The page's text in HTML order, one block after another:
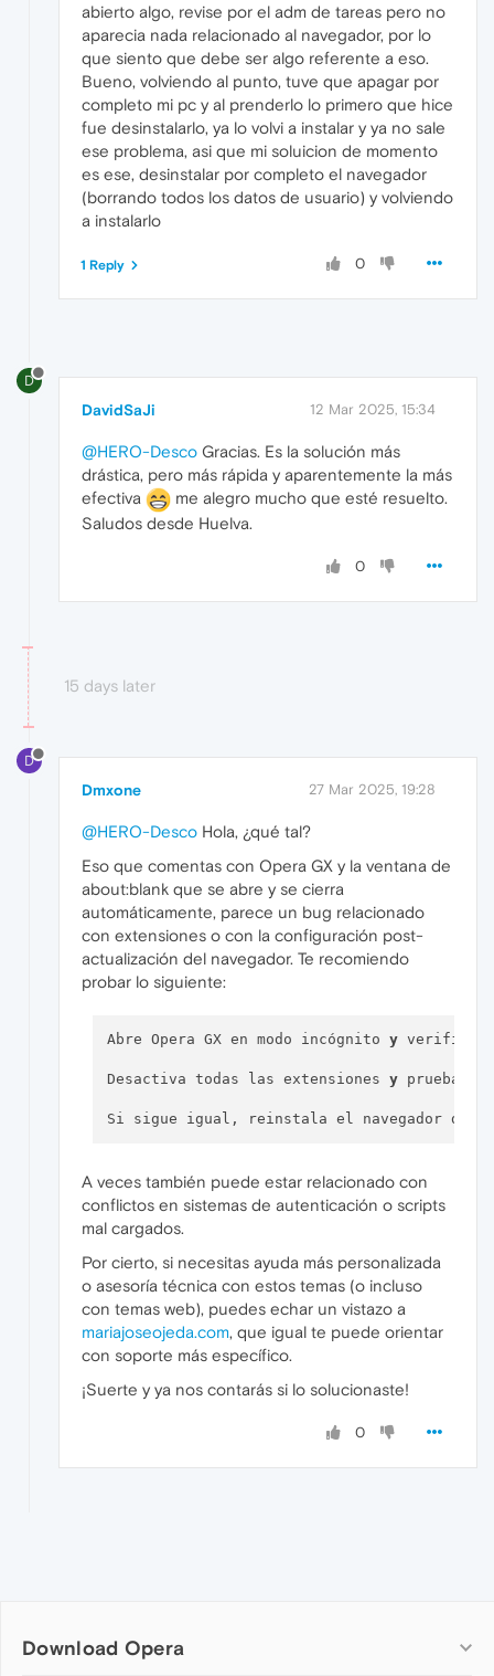
abierto algo, revise por el adm de tareas pero no
aparecia nada relacionado al navegador, por lo
que siento que debe ser algo referente a eso.
Bueno, volviendo al punto, tuve que apagar por
completo mi pc y al prenderlo lo primero que hice
fue desinstalarlo, ya lo volvi a instalar y ya no sale
ese problema, asi que mi soluicion de momento
es ese, desinstalar por completo el navegador
(borrando todos los datos de usuario) y volviendo
a instalarlo
0
1 Reply
D
DavidSaJi 12 Mar 2025, 15:34
@HERO-Desco Gracias. Es la solución más
drástica, pero más rápida y aparentemente la más
efectiva
me alegro mucho que esté resuelto.
Saludos desde Huelva.
0
15 days later
D
Dmxone 27 Mar 2025, 19:28
@HERO-Desco Hola, ¿qué tal?
Eso que comentas con Opera GX y la ventana de
about:blank que se abre y se cierra
automáticamente, parece un bug relacionado
con extensiones o con la configuración post-
actualización del navegador. Te recomiendo
probar lo siguiente:
Abre Opera GX en modo incógnito y verifica si
Desactiva todas las extensiones y prueba
Si sigue igual, reinstala el navegador
A veces también puede estar relacionado con
conflictos en sistemas de autenticación o scripts
mal cargados.
Por cierto, si necesitas ayuda más personalizada
o asesoría técnica con estos temas (o incluso
con temas web), puedes echar un vistazo a
mariajoseojeda.com, que igual te puede orientar
con soporte más específico.
¡Suerte y ya nos contarás si lo solucionaste!
0
Download Opera